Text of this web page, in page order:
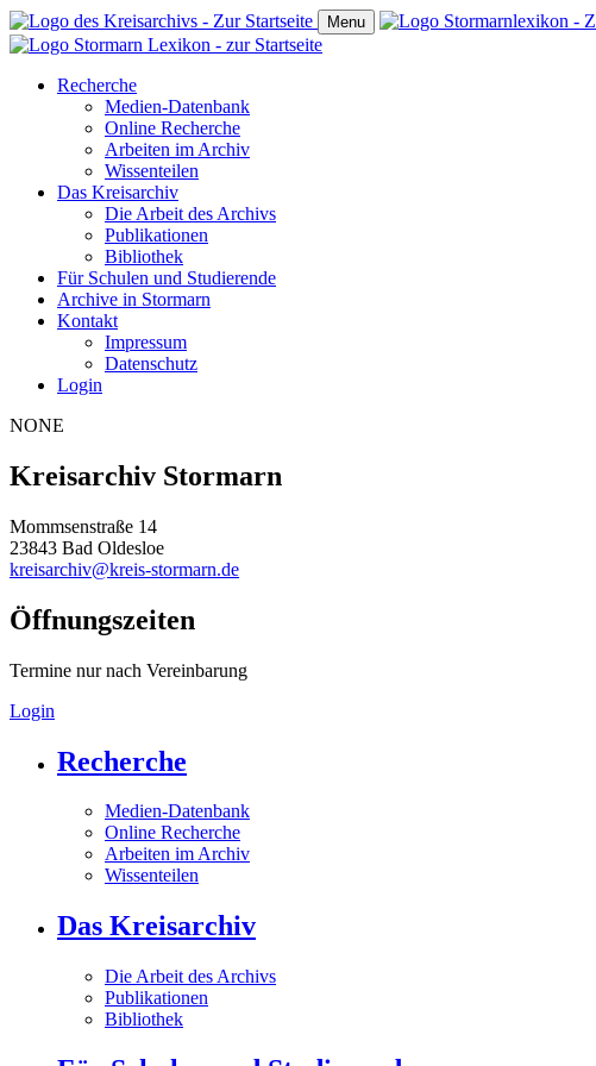
Menu
Recherche
Medien-Datenbank
Online Recherche
Arbeiten im Archiv
Wissenteilen
Das Kreisarchiv
Die Arbeit des Archivs
Publikationen
Bibliothek
Für Schulen und Studierende
Archive in Stormarn
Kontakt
Impressum
Datenschutz
Login
NONE
Kreisarchiv Stormarn
Mommsenstraße 14
23843 Bad Oldesloe
kreisarchiv@kreis-stormarn.de
Öffnungszeiten
Termine nur nach Vereinbarung
Login
Recherche
Medien-Datenbank
Online Recherche
Arbeiten im Archiv
Wissenteilen
Das Kreisarchiv
Die Arbeit des Archivs
Publikationen
Bibliothek